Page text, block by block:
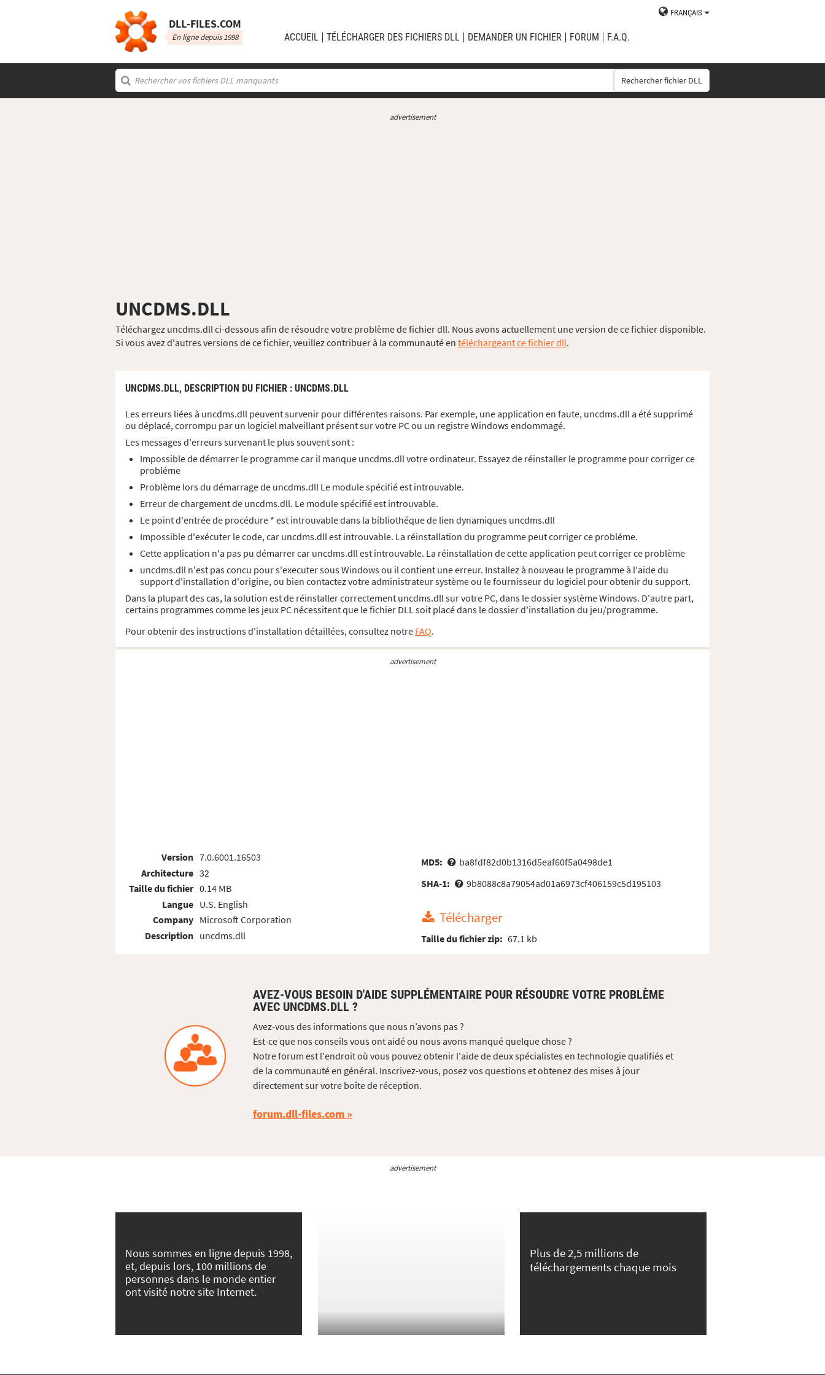
DLL‑FILES.COM
En ligne depuis 1998
FRANÇAIS
ACCUEIL TÉLÉCHARGER DES FICHIERS DLL DEMANDER UN FICHIER FORUM F.A.Q.
Rechercher fichier DLL
advertisement
UNCDMS.DLL
Téléchargez uncdms.dll ci-dessous afin de résoudre votre problème de fichier dll. Nous avons actuellement une version de ce fichier disponible.
Si vous avez d'autres versions de ce fichier, veuillez contribuer à la communauté en téléchargeant ce fichier dll.
UNCDMS.DLL, DESCRIPTION DU FICHIER : UNCDMS.DLL
Les erreurs liées à uncdms.dll peuvent survenir pour différentes raisons. Par exemple, une application en faute, uncdms.dll a été supprimé
ou déplacé, corrompu par un logiciel malveillant présent sur votre PC ou un registre Windows endommagé.
Les messages d'erreurs survenant le plus souvent sont :
Impossible de démarrer le programme car il manque uncdms.dll votre ordinateur. Essayez de réinstaller le programme pour corriger ce
probléme
Problème lors du démarrage de uncdms.dll Le module spécifié est introuvable.
Erreur de chargement de uncdms.dll. Le module spécifié est introuvable.
Le point d'entrée de procédure * est introuvable dans la bibliothéque de lien dynamiques uncdms.dll
Impossible d'exécuter le code, car uncdms.dll est introuvable. La réinstallation du programme peut corriger ce probléme.
Cette application n'a pas pu démarrer car uncdms.dll est introuvable. La réinstallation de cette application peut corriger ce problème
uncdms.dll n'est pas concu pour s'executer sous Windows ou il contient une erreur. Installez à nouveau le programme à l'aide du
support d'installation d'origine, ou bien contactez votre administrateur système ou le fournisseur du logiciel pour obtenir du support.
Dans la plupart des cas, la solution est de réinstaller correctement uncdms.dll sur votre PC, dans le dossier système Windows. D'autre part,
certains programmes comme les jeux PC nécessitent que le fichier DLL soit placé dans le dossier d'installation du jeu/programme.
Pour obtenir des instructions d'installation détaillées, consultez notre FAQ.
advertisement
Version
Architecture
Taille du fichier
Langue
Company
Description
7.0.6001.16503
32
0.14 MB
U.S. English
Microsoft Corporation
uncdms.dll
MD5:
ba8fdf82d0b1316d5eaf60f5a0498de1
SHA-1:
9b8088c8a79054ad01a6973cf406159c5d195103
Télécharger
Taille du fichier zip: 67.1 kb
AVEZ-VOUS BESOIN D'AIDE SUPPLÉMENTAIRE POUR RÉSOUDRE VOTRE PROBLÈME
AVEC UNCDMS.DLL ?
Avez-vous des informations que nous n’avons pas ?
Est-ce que nos conseils vous ont aidé ou nous avons manqué quelque chose ?
Notre forum est l'endroit où vous pouvez obtenir l'aide de deux spécialistes en technologie qualifiés et
de la communauté en général. Inscrivez-vous, posez vos questions et obtenez des mises à jour
directement sur votre boîte de réception.
forum.dll-files.com
advertisement
Nous sommes en ligne depuis 1998,
et, depuis lors, 100 millions de
personnes dans le monde entier
ont visité notre site Internet.
Plus de 2,5 millions de
téléchargements chaque mois